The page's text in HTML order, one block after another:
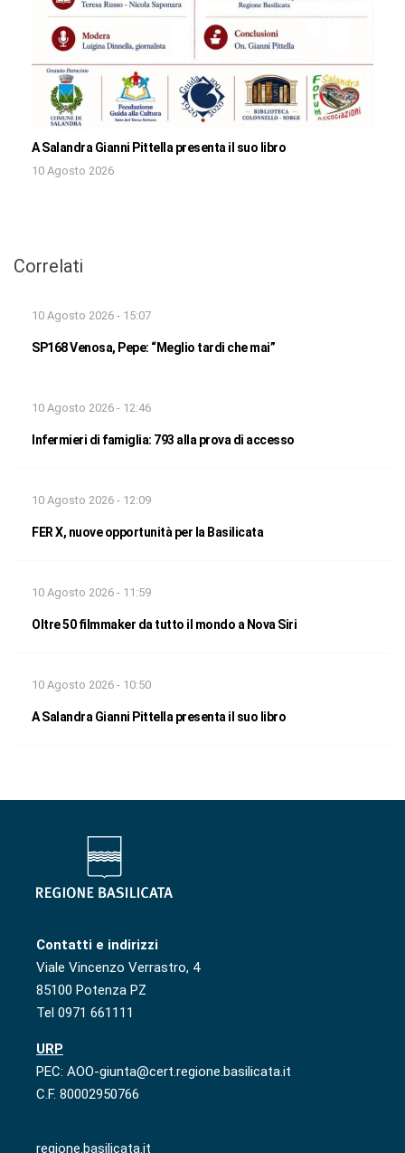
A Salandra Gianni Pittella presenta il suo libro
10 Agosto 2026
Correlati
10 Agosto 2026 - 15:07
SP168 Venosa, Pepe: “Meglio tardi che mai”
10 Agosto 2026 - 12:46
Infermieri di famiglia: 793 alla prova di accesso
10 Agosto 2026 - 12:09
FER X, nuove opportunità per la Basilicata
10 Agosto 2026 - 11:59
Oltre 50 filmmaker da tutto il mondo a Nova Siri
10 Agosto 2026 - 10:50
A Salandra Gianni Pittella presenta il suo libro
Contatti e indirizzi
Viale Vincenzo Verrastro, 4
85100 Potenza PZ
Tel 0971 661111
URP
PEC: AOO-giunta@cert.regione.basilicata.it
C.F. 80002950766
regione.basilicata.it